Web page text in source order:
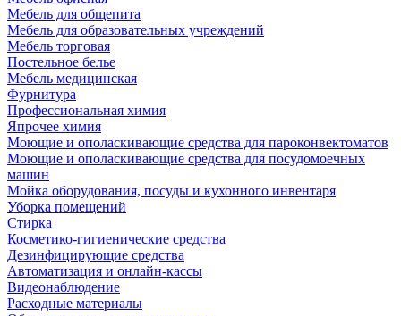
Мебель для общепита
Мебель для образовательных учреждений
Мебель торговая
Постельное белье
Мебель медицинская
Фурнитура
Профессиональная химия
Япрочее химия
Моющие и ополаскивающие средства для пароконвектоматов
Моющие и ополаскивающие средства для посудомоечных
машин
Мойка оборудования, посуды и кухонного инвентаря
Уборка помещений
Стирка
Косметико-гигиенические средства
Дезинфицирующие средства
Автоматизация и онлайн-кассы
Видеонаблюдение
Расходные материалы